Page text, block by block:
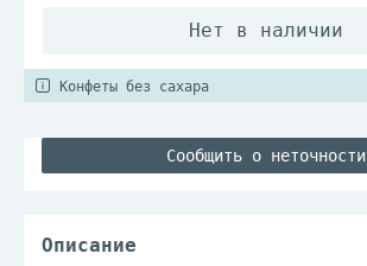
Конфеты без сахара
Сообщить о неточности
Описание